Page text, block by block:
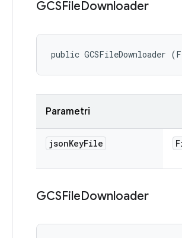
GCSFileDownloader
public GCSFileDownloader
Parametri
jsonKeyFile
GCSFileDownloader